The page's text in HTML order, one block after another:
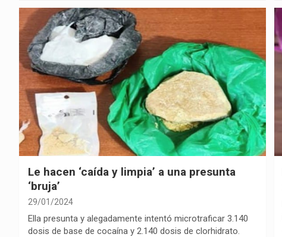
Le hacen ‘caída y limpia’ a una presunta
‘bruja’
29/01/2024
Ella presunta y alegadamente intentó microtraficar 3.140
dosis de base de cocaína y 2.140 dosis de clorhidrato.